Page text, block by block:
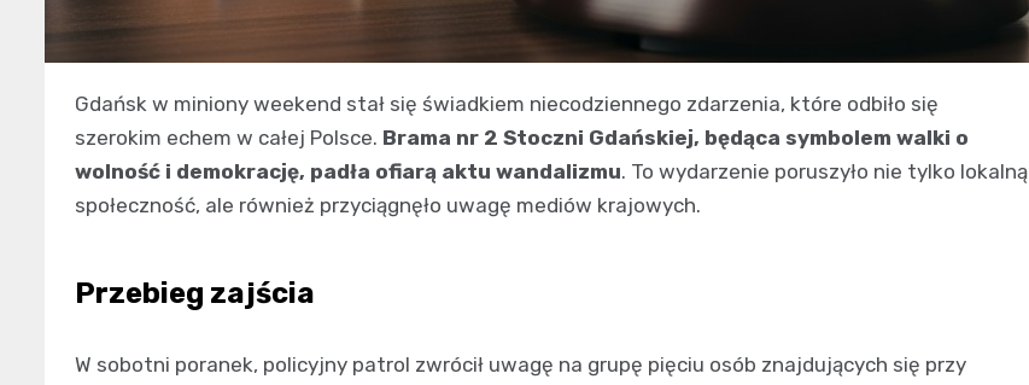
Gdańsk w miniony weekend stał się świadkiem niecodziennego zdarzenia, które odbiło się
szerokim echem w całej Polsce. Brama nr 2 Stoczni Gdańskiej, będąca symbolem walki o
wolność i demokrację, padła ofiarą aktu wandalizmu. To wydarzenie poruszyło nie tylko lokalną
społeczność, ale również przyciągnęło uwagę mediów krajowych.
Przebieg zajścia
W sobotni poranek, policyjny patrol zwrócił uwagę na grupę pięciu osób znajdujących się przy